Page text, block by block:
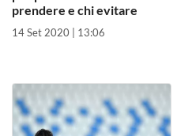
prendere e chi evitare
14 Set 2020 | 13:06